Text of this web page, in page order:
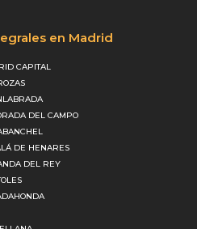
en Madrid
CAPITAL
DEL CAMPO
DE HENARES
DEL REY